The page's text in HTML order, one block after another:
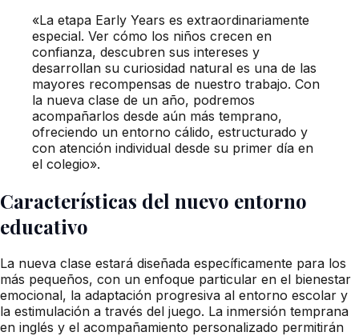
«La etapa Early Years es extraordinariamente
especial. Ver cómo los niños crecen en
confianza, descubren sus intereses y
desarrollan su curiosidad natural es una de las
mayores recompensas de nuestro trabajo. Con
la nueva clase de un año, podremos
acompañarlos desde aún más temprano,
ofreciendo un entorno cálido, estructurado y
con atención individual desde su primer día en
el colegio».
Características del nuevo entorno
educativo
La nueva clase estará diseñada específicamente para los
más pequeños, con un enfoque particular en el bienestar
emocional, la adaptación progresiva al entorno escolar y
la estimulación a través del juego. La inmersión temprana
en inglés y el acompañamiento personalizado permitirán